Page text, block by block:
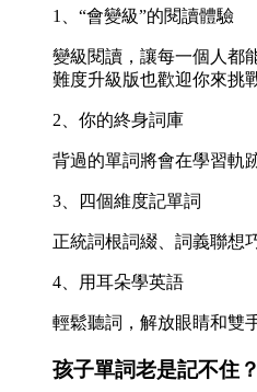
1、“會變級”的閱讀體驗
變級閱讀，讓每一個人都
難度升級版也歡迎你來挑
2、你的終身詞庫
背過的單詞將會在學習軌
3、四個維度記單詞
正統詞根詞綴、詞義聯想
4、用耳朵學英語
輕鬆聽詞，解放眼睛和雙
孩子單詞老是記不住